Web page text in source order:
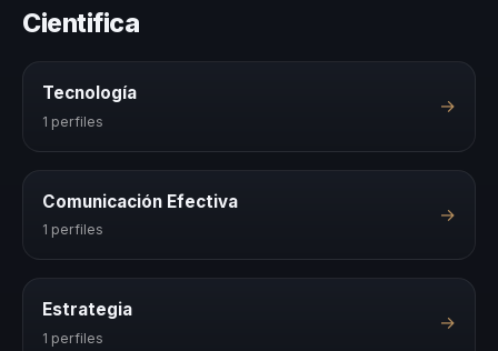
Cientifica
Tecnología
1 perfiles
→
Comunicación Efectiva
1 perfiles
→
Estrategia
1 perfiles
→